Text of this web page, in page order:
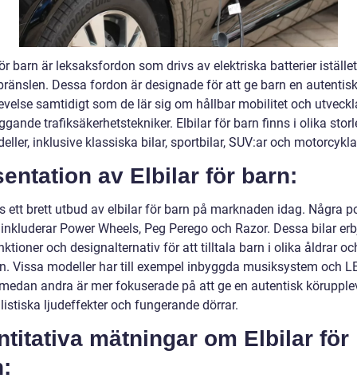
barn är leksaksfordon som drivs av elektriska batterier
Dessa fordon är designade för att ge barn en autentisk
samtidigt som de lär sig om hållbar mobilitet och
trafiksäkerhetstekniker. Elbilar för barn finns i olika
inklusive klassiska bilar, sportbilar, SUV:ar och
av Elbilar för barn:
ett brett utbud av elbilar för barn på marknaden idag. Några
Power Wheels, Peg Perego och Razor. Dessa bilar
och designalternativ för att tilltala barn i olika åldrar
Vissa modeller har till exempel inbyggda musiksystem och
andra är mer fokuserade på att ge en autentisk
ljudeffekter och fungerande dörrar.
mätningar om Elbilar för